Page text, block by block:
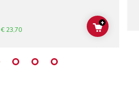
€ 23,70 ADD TO
+